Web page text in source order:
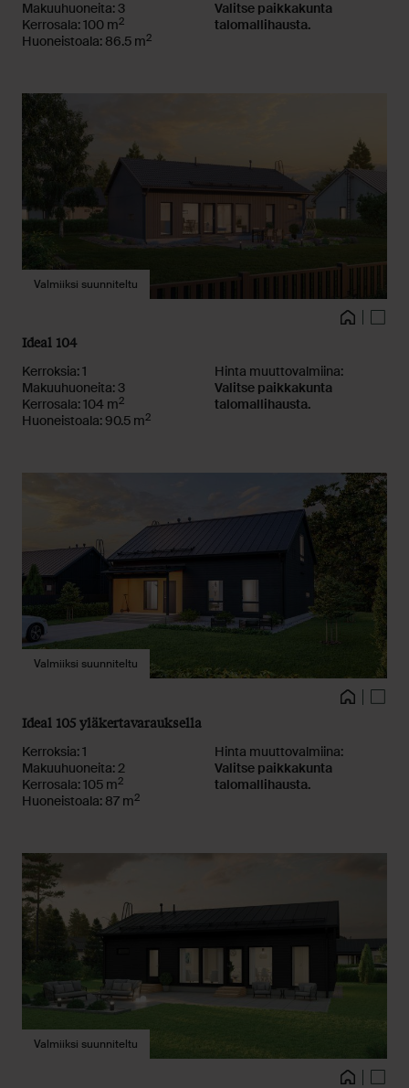
Makuuhuoneita: 3
Kerrosala: 100 m2
Huoneistoala: 86.5 m2
Valitse paikkakunta
talomallihausta.
Valmiiksi suunniteltu
Kuvat
Talo
Ideal 104
Kerroksia: 1
Makuuhuoneita: 3
Kerrosala: 104 m2
Huoneistoala: 90.5 m2
Hinta muuttovalmiina:
Valitse paikkakunta
talomallihausta.
Valmiiksi suunniteltu
Kuvat
Talo
Ideal 105 yläkertavarauksella
Kerroksia: 1
Makuuhuoneita: 2
Kerrosala: 105 m2
Huoneistoala: 87 m2
Hinta muuttovalmiina:
Valitse paikkakunta
talomallihausta.
Valmiiksi suunniteltu
Kuvat
Talo